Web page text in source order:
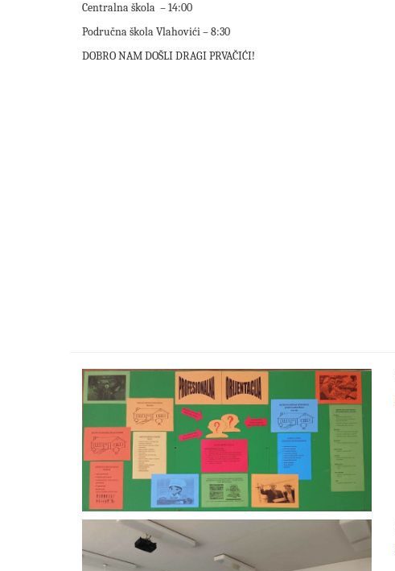
Centralna škola – 14:00
Područna škola Vlahovići – 8:30
DOBRO NAM DOŠLI DRAGI PRVAČIĆI!